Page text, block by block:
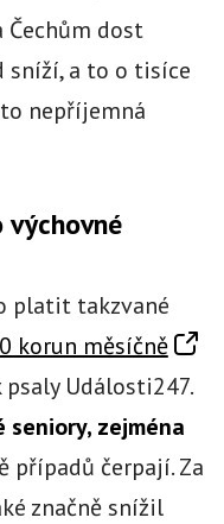
Čechům dost
sníží, a to o tisíce
nepříjemná
výchovné
platit takzvané
korun měsíčně
Události247.
zejména
případů čerpají. Za
značně snížil